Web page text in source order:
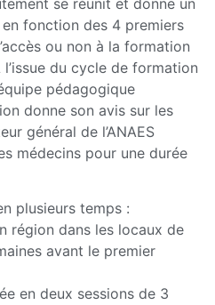
fonction des 4 premiers
ou non à la formation
du cycle de formation
pédagogique
donne son avis sur les
général de l’ANAES
médecins pour une durée
plusieurs temps :
région dans les locaux de
avant le premier
en deux sessions de 3